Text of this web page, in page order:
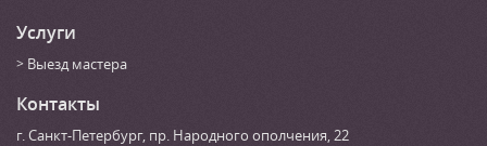
Услуги
Выезд мастера
Контакты
г. Санкт-Петербург, пр. Народного ополчения, 22